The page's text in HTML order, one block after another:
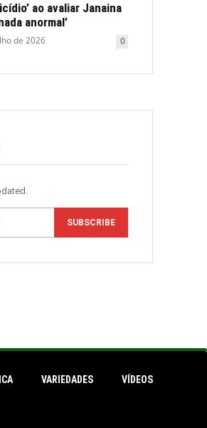
ao avaliar Janaina
anormal’
de 2026 0
SUBSCRIBE
VARIEDADES VÍDEOS